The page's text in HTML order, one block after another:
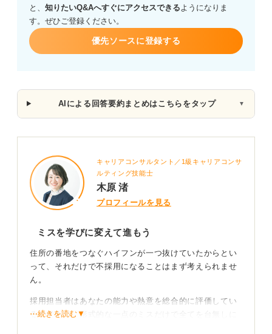
と、 知りたいQ&Aへすぐにアクセスできるようになりま
す。ぜひご登録ください。
優先ソースに登録する
AIによる回答要約まとめはこちらをタップ ▼
キャリアコンサルタント／1級キャリアコンサ
ルティング技能士
木原 渚
プロフィールを見る
ミスを学びに変えて進もう
住所の番地をつなぐハイフンが一つ抜けていたからとい
って、それだけで不採用になることはまず考えられませ
ん。
採用担当者はあなたの能力や熱意を総合的に評価してい
るのであり、形式的な一点のミスだけで全てを台無しに
⋯続きを読む▼